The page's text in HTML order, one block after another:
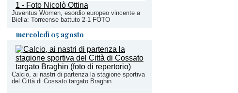
Juventus Women, esordio europeo vincente a
Biella: Torreense battuto 2-1 FOTO
mercoledì 05 agosto
Calcio, ai nastri di partenza la stagione sportiva
del Città di Cossato targato Braghin